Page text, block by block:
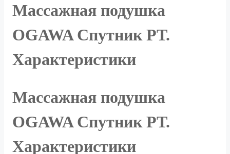
Массажная подушка
OGAWA Спутник РТ.
Характеристики
Массажная подушка
OGAWA Спутник РТ.
Характеристики